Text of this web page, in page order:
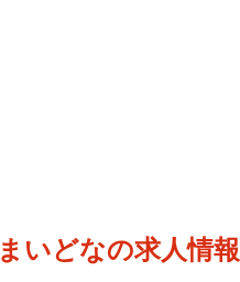
まいどなの求人情報